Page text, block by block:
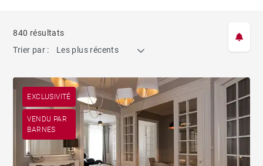
840 résultats
Trier par :
Les plus récents
EXCLUSIVITÉ
VENDU PAR
BARNES